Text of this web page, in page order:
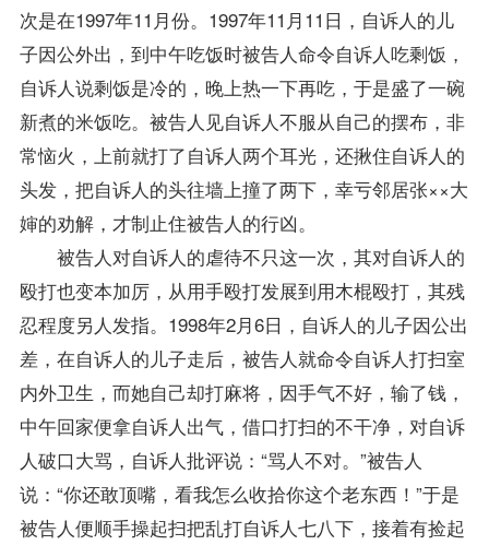
次是在1997年11月份。1997年11月11日，自诉人的儿
子因公外出，到中午吃饭时被告人命令自诉人吃剩饭，
自诉人说剩饭是冷的，晚上热一下再吃，于是盛了一碗
新煮的米饭吃。被告人见自诉人不服从自己的摆布，非
常恼火，上前就打了自诉人两个耳光，还揪住自诉人的
头发，把自诉人的头往墙上撞了两下，幸亏邻居张××大
婶的劝解，才制止住被告人的行凶。
被告人对自诉人的虐待不只这一次，其对自诉人的
殴打也变本加厉，从用手殴打发展到用木棍殴打，其残
忍程度另人发指。1998年2月6日，自诉人的儿子因公出
差，在自诉人的儿子走后，被告人就命令自诉人打扫室
内外卫生，而她自己却打麻将，因手气不好，输了钱，
中午回家便拿自诉人出气，借口打扫的不干净，对自诉
人破口大骂，自诉人批评说：“骂人不对。”被告人
说：“你还敢顶嘴，看我怎么收拾你这个老东西！”于是
被告人便顺手操起扫把乱打自诉人七八下，接着有捡起